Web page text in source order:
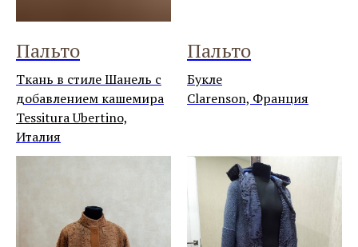
Пальто
Ткань в стиле Шанель с
добавлением кашемира
Tessitura Ubertino,
Италия
Пальто
Букле
Clarenson, Франция